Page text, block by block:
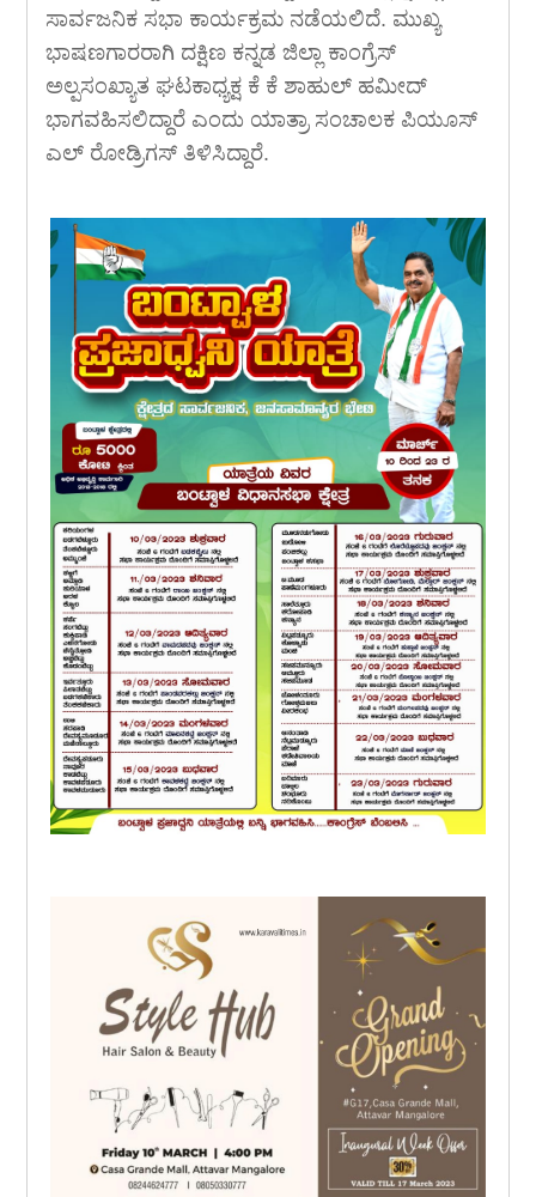
ಸಾರ್ವಜನಿಕ ಸಭಾ ಕಾರ್ಯಕ್ರಮ ನಡೆಯಲಿದೆ. ಮುಖ್ಯ
ಭಾಷಣಗಾರರಾಗಿ ದಕ್ಷಿಣ ಕನ್ನಡ ಜಿಲ್ಲಾ ಕಾಂಗ್ರೆಸ್
ಅಲ್ಪಸಂಖ್ಯಾತ ಘಟಕಾಧ್ಯಕ್ಷ ಕೆ ಕೆ ಶಾಹುಲ್ ಹಮೀದ್
ಭಾಗವಹಿಸಲಿದ್ದಾರೆ ಎಂದು ಯಾತ್ರಾ ಸಂಚಾಲಕ ಪಿಯೂಸ್
ಎಲ್ ರೋಡ್ರಿಗಸ್ ತಿಳಿಸಿದ್ದಾರೆ.